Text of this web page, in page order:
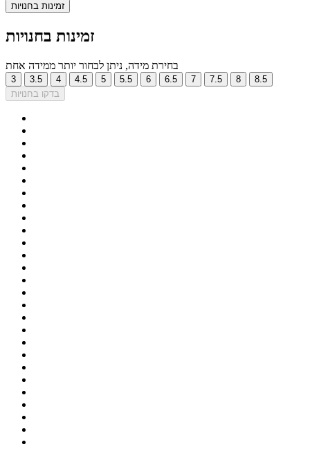
זמינות בחנויות
זמינות בחנויות
בחירת מידה, ניתן לבחור יותר ממידה אחת
3 3.5 4 4.5 5 5.5 6 6.5 7 7.5 8
8.5
בדקו בחנויות